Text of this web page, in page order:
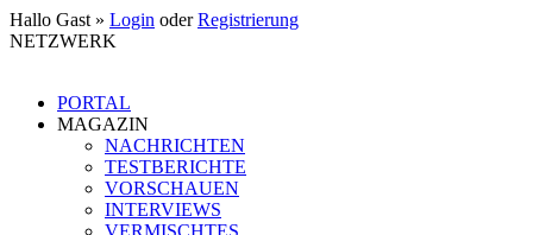
Hallo Gast » Login oderRegistrierung
NETZWERK
PORTAL
MAGAZIN
NACHRICHTEN
TESTBERICHTE
VORSCHAUEN
INTERVIEWS
VERMISCHTES